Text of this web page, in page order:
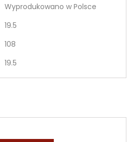
Wyprodukowano w Polsce
19.5
108
19.5